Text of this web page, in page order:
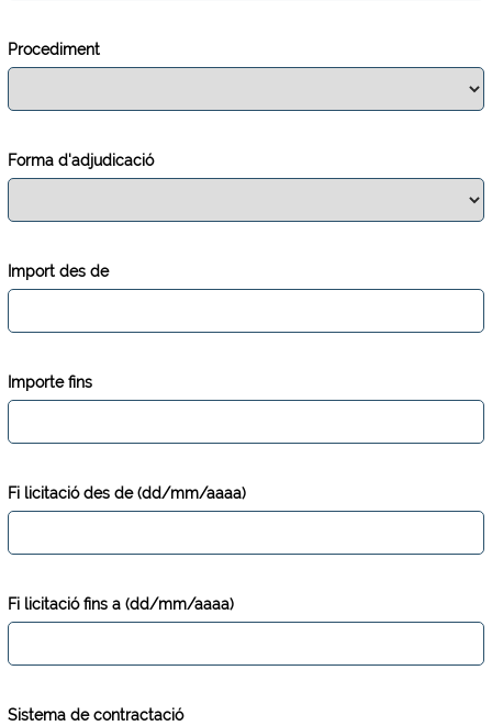
Procediment
Forma d'adjudicació
Import des de
Importe fins
Fi licitació des de (dd/mm/aaaa)
Fi licitació fins a (dd/mm/aaaa)
Sistema de contractació